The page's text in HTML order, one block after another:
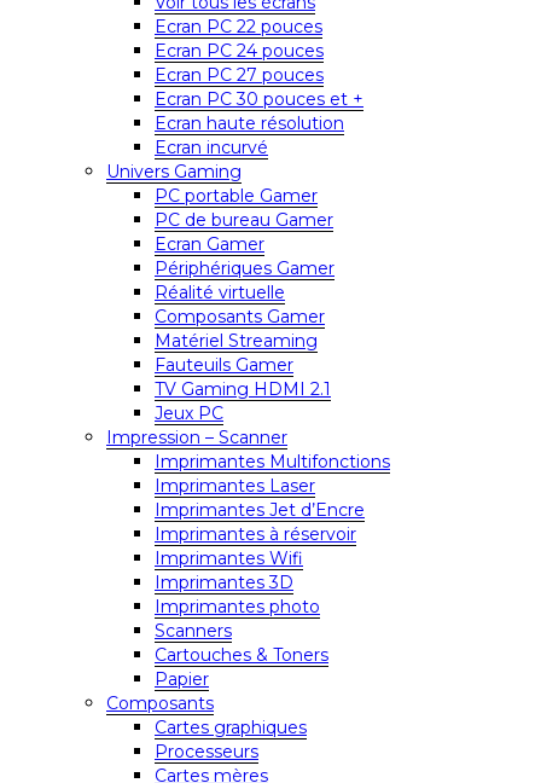
Ecran PC 22 pouces
Ecran PC 24 pouces
Ecran PC 27 pouces
Ecran PC 30 pouces et +
Ecran haute résolution
Ecran incurvé
Univers Gaming
PC portable Gamer
PC de bureau Gamer
Ecran Gamer
Périphériques Gamer
Réalité virtuelle
Composants Gamer
Matériel Streaming
Fauteuils Gamer
TV Gaming HDMI 2.1
Jeux PC
Impression – Scanner
Imprimantes Multifonctions
Imprimantes Laser
Imprimantes Jet d’Encre
Imprimantes à réservoir
Imprimantes Wifi
Imprimantes 3D
Imprimantes photo
Scanners
Cartouches & Toners
Papier
Composants
Cartes graphiques
Processeurs
Cartes mères